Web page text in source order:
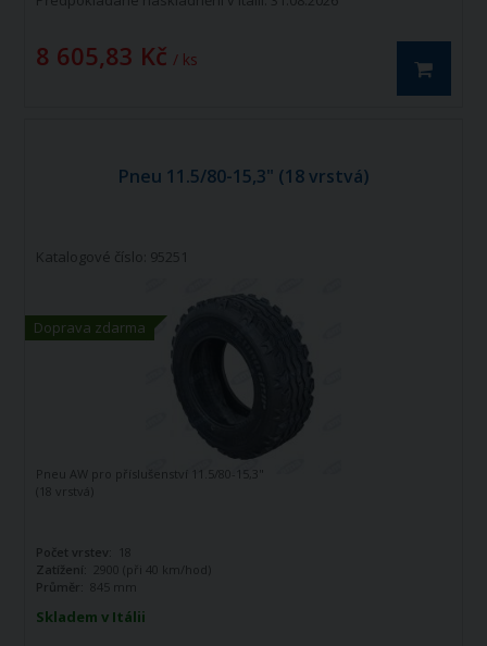
8 605,83 Kč / ks
Pneu 11.5/80-15,3" (18 vrstvá)
Doprava zdarma
Katalogové číslo: 95251
Skladem v Itálii
Pneu AW pro příslušenství 11.5/80-15,3"
(18 vrstvá)
Počet vrstev:
18
Zatížení:
2900 (při 40 km/hod)
Průměr:
845 mm